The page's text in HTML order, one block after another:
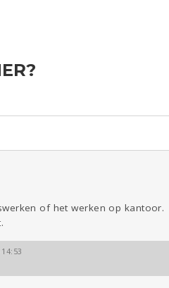
Gevraagd Horen
of het werken op kantoor.